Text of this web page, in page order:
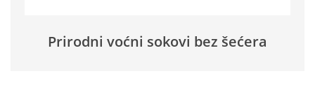
Prirodni voćni sokovi bez šećera